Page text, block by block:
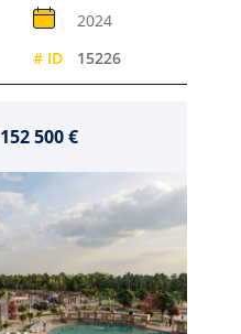
2024
# ID 15226
152 500 €